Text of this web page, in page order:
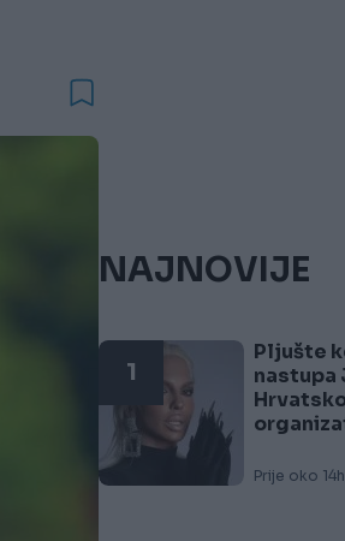
NAJNOVIJE
1
Pljušte
nastupa
Prije oko 14h